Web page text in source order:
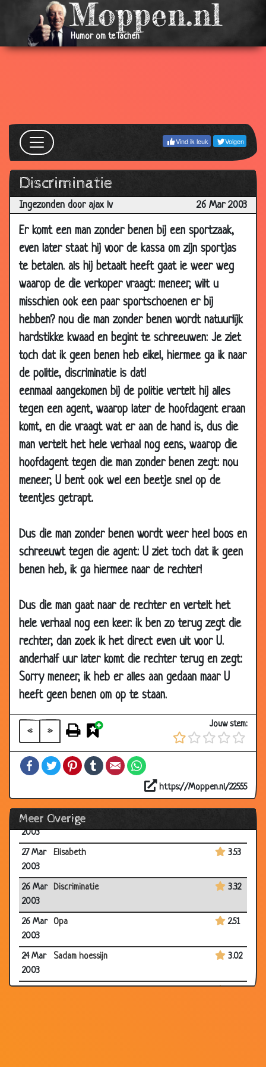
Humor om te lachen
Vind ik leuk Volgen
Discriminatie
Ingezonden door ajax lv 26 Mar 2003
Er komt een man zonder benen bij een sportzaak,
even later staat hij voor de kassa om zijn sportjas
te betalen. als hij betaalt heeft gaat ie weer weg
waarop de die verkoper vraagt: meneer, wilt u
misschien ook een paar sportschoenen er bij
hebben? nou die man zonder benen wordt natuurlijk
hardstikke kwaad en begint te schreeuwen: Je ziet
toch dat ik geen benen heb eikel, hiermee ga ik naar
de politie, discriminatie is dat!
eenmaal aangekomen bij de politie vertelt hij alles
tegen een agent, waarop later de hoofdagent eraan
komt, en die vraagt wat er aan de hand is, dus die
man vertelt het hele verhaal nog eens, waarop die
hoofdagent tegen die man zonder benen zegt: nou
meneer, U bent ook wel een beetje snel op de
teentjes getrapt.
Dus die man zonder benen wordt weer heel boos en
schreeuwt tegen die agent: U ziet toch dat ik geen
benen heb, ik ga hiermee naar de rechter!
Dus die man gaat naar de rechter en vertelt het
hele verhaal nog een keer. ik ben zo terug zegt die
rechter, dan zoek ik het direct even uit voor U.
anderhalf uur later komt die rechter terug en zegt:
Sorry meneer, ik heb er alles aan gedaan maar U
heeft geen benen om op te staan.
« »
Jouw stem:
FacebookTwitterPinterestTumblrEmail
https://Moppen.nl/22555
Meer Overige
14 Apr
2003
2 Duitsers
14 Apr
Lijk 3.11
2003
12 Apr
2003
12 Apr
2003
In de cel
11 Apr
2003
3.60
11 Apr
2003
Man op terscheling 3.43
10 Apr
2003
Jantje en de kapotte ruit
07 Apr
2003
Cristina augulera 2.96
07 Apr
2003
Bekeuring 3.30
06 Apr
2003
Annie& de baby 3.45
06 Apr
2003
Vlag 2.82
05 Apr
2003
Nootjes 3.23
03 Apr
Saddam
02 Apr
2003
Alles kwijt 3.01
02 Apr
'n sigaretje
01 Apr
2003
Invalidewagentje 3.85
30
Mar
2003
Jezus
29 Mar
2003
Kaboem
29 Mar
2003
Blinde man. 3.72
28
Mar
God & Geld 3.10
Mar
2003
27 Mar
2003
Elisabeth 3.53
26 Mar
2003
Discriminatie 3.32
26 Mar
2003
Opa 2.51
24 Mar
2003
Sadam hoessijn 3.02